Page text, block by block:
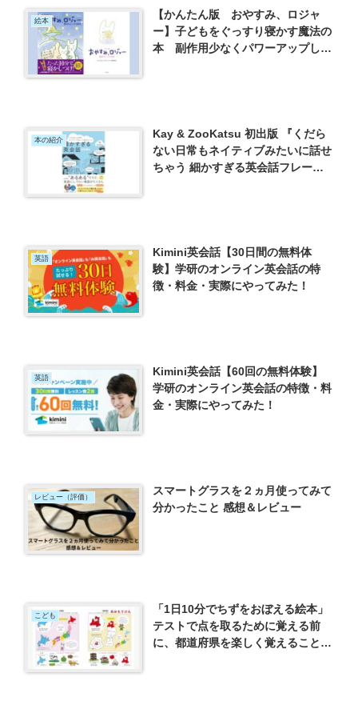
絵本
【かんたん版 おやすみ、ロジャ
ー】子どもをぐっすり寝かす魔法の
本 副作用少なくパワーアップして
本の紹介
Kay & ZooKatsu 初出版 『くだら
ない日常もネイティブみたいに話せ
ちゃう 細かすぎる英会話フレー
英語
Kimini英会話【30日間の無料体
験】学研のオンライン英会話の特
徴・料金・実際にやってみた！
英語
Kimini英会話【60回の無料体験】
学研のオンライン英会話の特徴・料
金・実際にやってみた！
レビュー（評価）
スマートグラスを２ヵ月使ってみて
分かったこと 感想＆レビュー
こども
「1日10分でちずをおぼえる絵本」
テストで点を取るために覚える前
に、都道府県を楽しく覚えることが